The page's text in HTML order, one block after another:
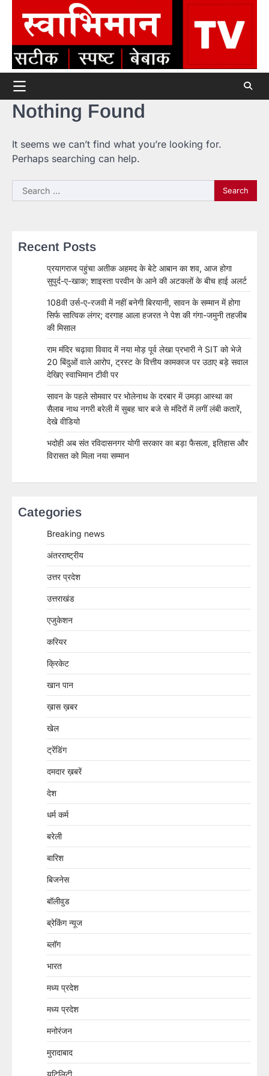
content
Nothing Found
It seems we can’t find what you’re looking for.
Perhaps searching can help.
Search
for:
Recent Posts
प्रयागराज पहुंचा अतीक अहमद के बेटे आबान का शव, आज होगा
सुपुर्द-ए-खाक; शाइस्ता परवीन के आने की अटकलों के बीच हाई अलर्ट
108वी उर्स-ए-रजवी में नहीं बनेगी बिरयानी, सावन के सम्मान में होगा
सिर्फ सात्विक लंगर; दरगाह आला हजरत ने पेश की गंगा-जमुनी तहजीब
की मिसाल
राम मंदिर चढ़ावा विवाद में नया मोड़ पूर्व लेखा प्रभारी ने SIT को भेजे
20 बिंदुओं वाले आरोप, ट्रस्ट के वित्तीय कामकाज पर उठाए बड़े सवाल
देखिए स्वाभिमान टीवी पर
सावन के पहले सोमवार पर भोलेनाथ के दरबार में उमड़ा आस्था का
सैलाब नाथ नगरी बरेली में सुबह चार बजे से मंदिरों में लगीं लंबी कतारें,
देखे वीडियो
भदोही अब संत रविदासनगर योगी सरकार का बड़ा फैसला, इतिहास और
विरासत को मिला नया सम्मान
Categories
Breaking news
अंतरराष्ट्रीय
उत्तर प्रदेश
उत्तराखंड
एजुकेशन
करियर
क्रिकेट
खान पान
ख़ास ख़बर
खेल
ट्रेंडिंग
दमदार ख़बरें
देश
धर्म कर्म
बरेली
बारिश
बिजनेस
बॉलीवुड
ब्रेकिंग न्यूज
ब्लॉग
भारत
मध्य प्रदेश
मध्य प्रदेश
मनोरंजन
मुरादाबाद
यूटिलिटी